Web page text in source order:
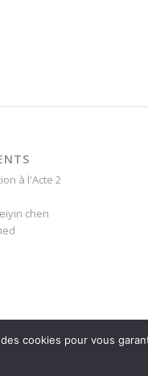
à l'Acte 2
chen
cookies pour vous